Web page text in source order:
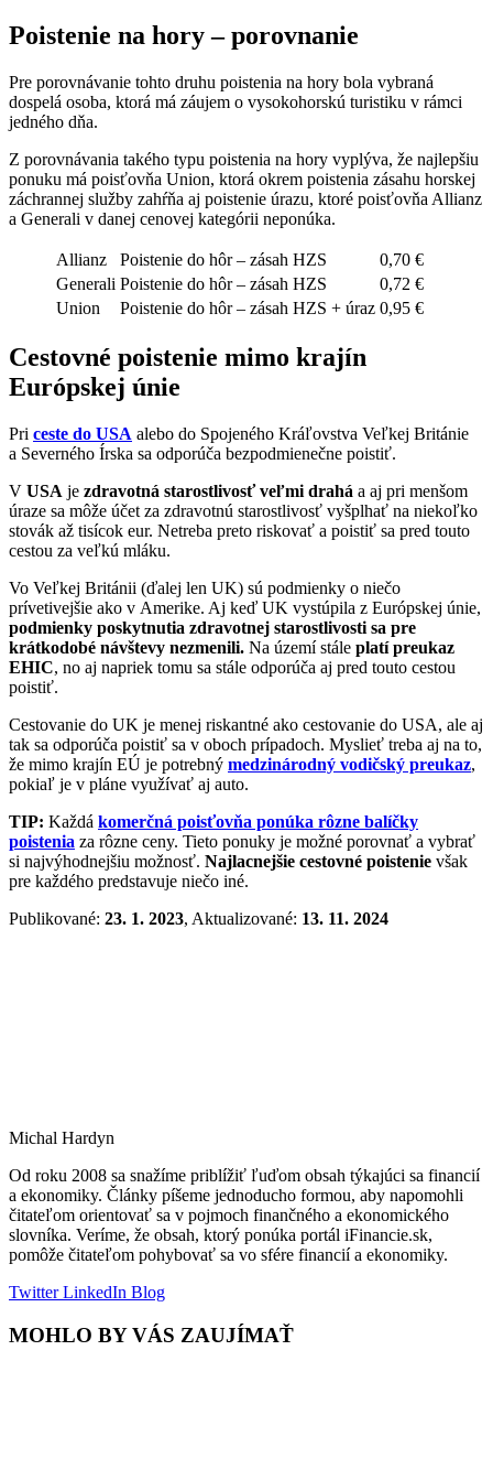
Poistenie na hory – porovnanie
Pre porovnávanie tohto druhu poistenia na hory bola vybraná
dospelá osoba, ktorá má záujem o vysokohorskú turistiku v rámci
jedného dňa.
Z porovnávania takého typu poistenia na hory vyplýva, že najlepšiu
ponuku má poisťovňa Union, ktorá okrem poistenia zásahu horskej
záchrannej služby zahŕňa aj poistenie úrazu, ktoré poisťovňa Allianz
a Generali v danej cenovej kategórii neponúka.
Allianz Poistenie do hôr – zásah HZS
0,70 €
Generali Poistenie do hôr – zásah HZS
0,72 €
Union
Poistenie do hôr – zásah HZS + úraz 0,95 €
Cestovné poistenie mimo krajín
Európskej únie
Pri ceste do USA alebo do Spojeného Kráľovstva Veľkej Británie
a Severného Írska sa odporúča bezpodmienečne poistiť.
V USA je zdravotná starostlivosť veľmi drahá a aj pri menšom
úraze sa môže účet za zdravotnú starostlivosť vyšplhať na niekoľko
stovák až tisícok eur. Netreba preto riskovať a poistiť sa pred touto
cestou za veľkú mláku.
Vo Veľkej Británii (ďalej len UK) sú podmienky o niečo
prívetivejšie ako v Amerike. Aj keď UK vystúpila z Európskej únie,
podmienky poskytnutia zdravotnej starostlivosti sa pre
krátkodobé návštevy nezmenili. Na území stále platí preukaz
EHIC, no aj napriek tomu sa stále odporúča aj pred touto cestou
poistiť.
Cestovanie do UK je menej riskantné ako cestovanie do USA, ale aj
tak sa odporúča poistiť sa v oboch prípadoch. Myslieť treba aj na to,
že mimo krajín EÚ je potrebný medzinárodný vodičský preukaz,
pokiaľ je v pláne využívať aj auto.
TIP: Každá komerčná poisťovňa ponúka rôzne balíčky
poistenia za rôzne ceny. Tieto ponuky je možné porovnať a vybrať
si najvýhodnejšiu možnosť. Najlacnejšie cestovné poistenie však
pre každého predstavuje niečo iné.
Publikované: 23. 1. 2023, Aktualizované: 13. 11. 2024
Michal Hardyn
Od roku 2008 sa snažíme priblížiť ľuďom obsah týkajúci sa financií
a ekonomiky. Články píšeme jednoducho formou, aby napomohli
čitateľom orientovať sa v pojmoch finančného a ekonomického
slovníka. Veríme, že obsah, ktorý ponúka portál iFinancie.sk,
pomôže čitateľom pohybovať sa vo sfére financií a ekonomiky.
TwitterLinkedIn Blog
MOHLO BY VÁS ZAUJÍMAŤ